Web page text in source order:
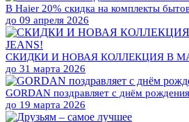
В Haier 20% скидка на комплекты
до 09 апреля 2026
СКИДКИ И НОВАЯ КОЛЛЕКЦИЯ В
до 31 марта 2026
GORDAN поздравляет с днём
до 19 марта 2026